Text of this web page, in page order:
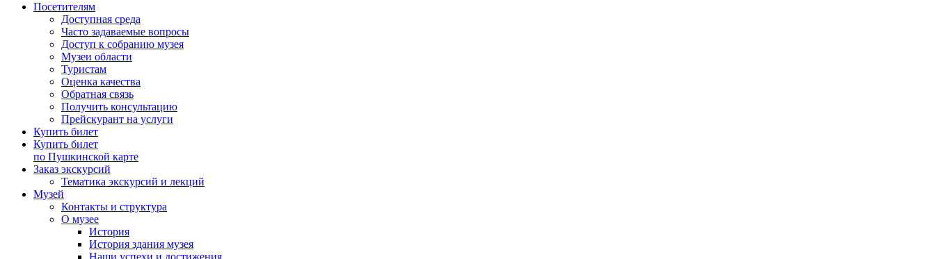
Посетителям
Доступная среда
Часто задаваемые вопросы
Доступ к собранию музея
Музеи области
Туристам
Оценка качества
Обратная связь
Получить консультацию
Прейскурант на услуги
Купить билет
Купить билет
по Пушкинской карте
Заказ экскурсий
Тематика экскурсий и лекций
Музей
Контакты и структура
О музее
История
История здания музея
Наши успехи и достижения